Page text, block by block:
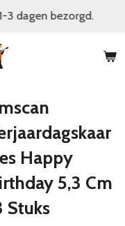
3 dagen bezorgd.
Happy
5,3 Cm
Stuks